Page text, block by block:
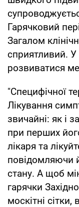
Гарячковий
Загалом
сприятливий.
розвиватися
"Специфічної
Лікування
звичайні: як і
при перших
лікаря та
повідомляючи
стану. А щоб
гарячки
москітні